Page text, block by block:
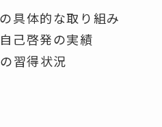
具体的な取り組み
己啓発の実績
習得状況